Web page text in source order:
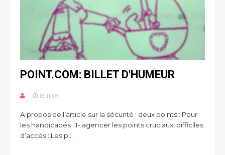
POINT.COM: BILLET D'HUMEUR
13.11.09
A propos de l’article sur la sécurité : deux points : Pour
les handicapés : 1- agencer les points cruciaux, difficiles
d’accès : Les p...